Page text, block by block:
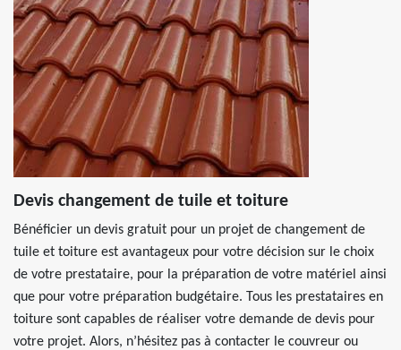
Devis changement de tuile et toiture
Bénéficier un devis gratuit pour un projet de changement de
tuile et toiture est avantageux pour votre décision sur le choix
de votre prestataire, pour la préparation de votre matériel ainsi
que pour votre préparation budgétaire. Tous les prestataires en
toiture sont capables de réaliser votre demande de devis pour
votre projet. Alors, n’hésitez pas à contacter le couvreur ou